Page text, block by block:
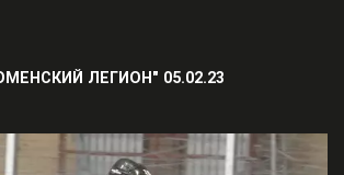
ЛЕГИОН" 05.02.23